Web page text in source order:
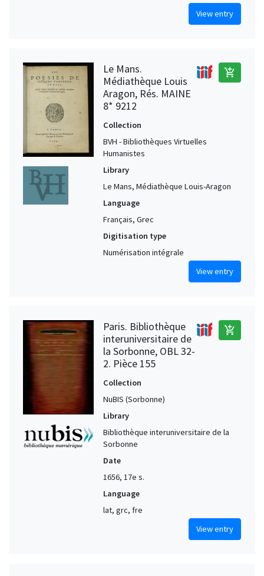
View entry
Le Mans.
Médiathèque Louis
Aragon, Rés. MAINE
8* 9212
add_shopping_cart
Collection
BVH - Bibliothèques Virtuelles
Humanistes
Library
Le Mans, Médiathèque Louis-Aragon
Language
Français, Grec
Digitisation type
Numérisation intégrale
View entry
Paris. Bibliothèque
interuniversitaire de
la Sorbonne, OBL 32-
2. Pièce 155
add_shopping_cart
Collection
NuBIS (Sorbonne)
Library
Bibliothèque interuniversitaire de la
Sorbonne
Date
1656, 17e s.
Language
lat, grc, fre
View entry